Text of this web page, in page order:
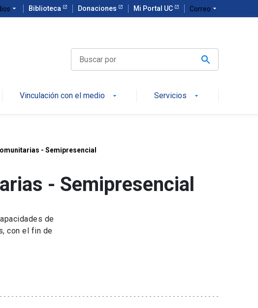
arrow_drop_down Biblioteca Donaciones Mi Portal UC Correo arrow_drop_down
Vinculación con el medio arrow_drop_down Servicios arrow_drop_down
- Semipresencial
- Semipresencial
de
con el fin de